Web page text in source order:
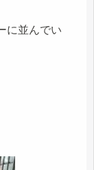
に並んでい